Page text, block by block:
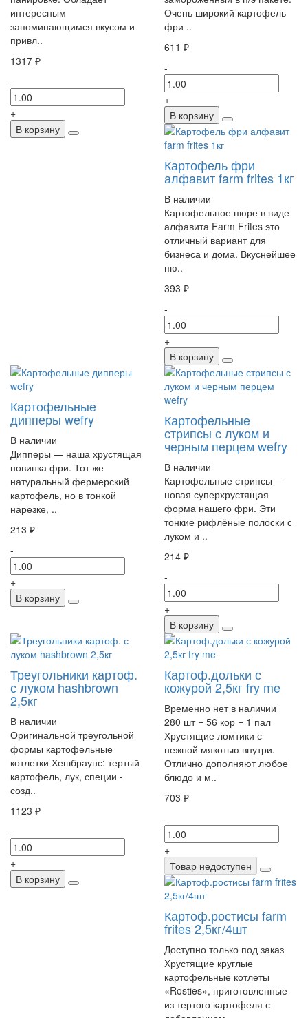
интересным
запоминающимся вкусом и
привл..
1317 ₽
-
+
В корзину
Очень широкий картофель
фри ..
611 ₽
-
+
В корзину
Картофель фри
алфавит farm frites 1кг
В наличии
Картофельное пюре в виде
алфавита Farm Frites это
отличный вариант для
бизнеса и дома. Вкуснейшее
пю..
393 ₽
-
+
В корзину
Картофельные
дипперы wefry
В наличии
Дипперы — наша хрустящая
новинка фри. Тот же
натуральный фермерский
картофель, но в тонкой
нарезке, ..
213 ₽
-
+
В корзину
Картофельные
стрипсы с луком и
черным перцем wefry
В наличии
Картофельные стрипсы —
новая суперхрустящая
форма нашего фри. Эти
тонкие рифлёные полоски с
луком и ..
214 ₽
-
+
В корзину
Треугольники картоф.
с луком hashbrown
2,5кг
В наличии
Оригинальной треугольной
формы картофельные
котлетки Хешбраунс: тертый
картофель, лук, специи -
созд..
1123 ₽
-
+
В корзину
Картоф.дольки с
кожурой 2,5кг fry me
Временно нет в наличии
280 шт = 56 кор = 1 пал
Хрустящие ломтики с
нежной мякотью внутри.
Отлично дополняют любое
блюдо и м..
703 ₽
-
+
Товар недоступен
Картоф.ростисы farm
frites 2,5кг/4шт
Доступно только под заказ
Хрустящие круглые
картофельные котлеты
«Rosties», приготовленные
из тертого картофеля с